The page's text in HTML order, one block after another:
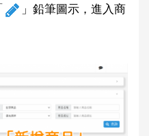
」鉛筆圖示，進入商